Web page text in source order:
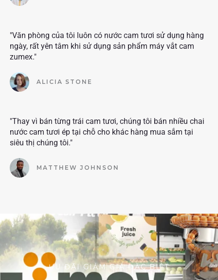
"Văn phòng của tôi luôn có nước cam tươi sử dụng hàng
ngày, rất yên tâm khi sử dụng sản phẩm máy vắt cam
zumex."
ALICIA STONE
"Thay vì bán từng trái cam tươi, chúng tôi bán nhiều chai
nước cam tươi ép tại chỗ cho khác hàng mua sắm tại
siêu thị chúng tôi."
MATTHEW JOHNSON
ƯU ĐÃI GIẢM GIÁ ĐẶC BIỆT